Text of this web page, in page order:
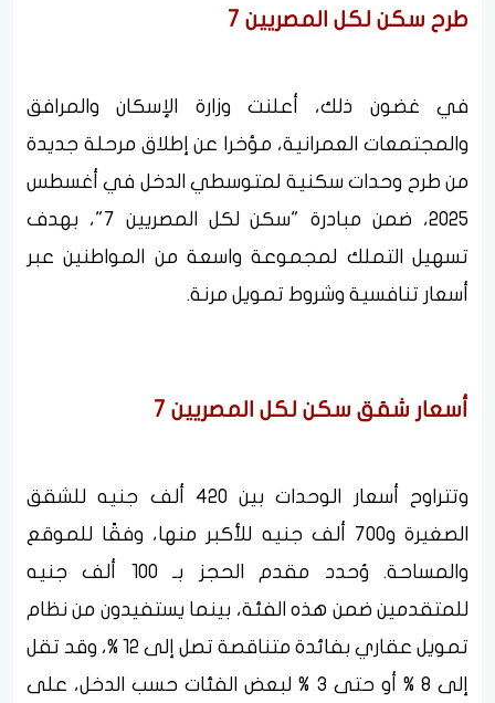
طرح سكن لكل المصريين 7
في غضون ذلك، أعلنت وزارة الإسكان والمرافق
والمجتمعات العمرانية، مؤخرا عن إطلاق مرحلة جديدة
من طرح وحدات سكنية لمتوسطي الدخل في أغسطس
2025، ضمن مبادرة "سكن لكل المصريين 7"، بهدف
تسهيل التملك لمجموعة واسعة من المواطنين عبر
أسعار تنافسية وشروط تمويل مرنة.
أسعار شقق سكن لكل المصريين 7
وتتراوح أسعار الوحدات بين 420 ألف جنيه للشقق
الصغيرة و700 ألف جنيه للأكبر منها، وفقًا للموقع
والمساحة. وُحدد مقدم الحجز بـ 100 ألف جنيه
للمتقدمين ضمن هذه الفئة، بينما يستفيدون من نظام
تمويل عقاري بفائدة متناقصة تصل إلى 12 %، وقد تقل
إلى 8 % أو حتى 3 % لبعض الفئات حسب الدخل، على